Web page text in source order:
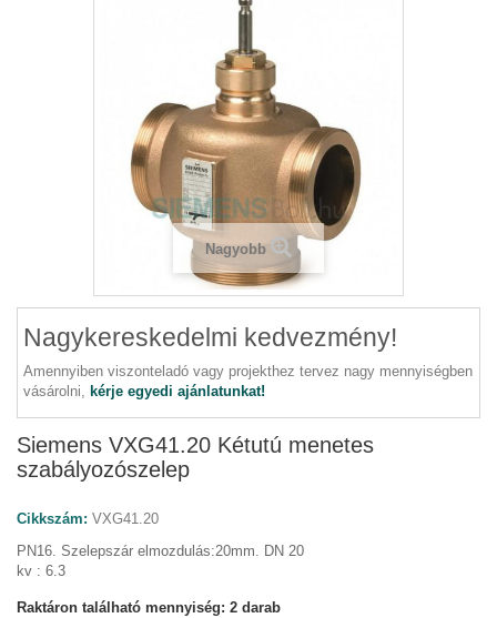
Nagyobb
Nagykereskedelmi kedvezmény!
Amennyiben viszonteladó vagy projekthez tervez nagy mennyiségben
vásárolni, kérje egyedi ajánlatunkat!
Siemens VXG41.20 Kétutú menetes
szabályozószelep
Cikkszám: VXG41.20
PN16. Szelepszár elmozdulás:20mm. DN 20
kv : 6.3
Raktáron található mennyiség: 2 darab